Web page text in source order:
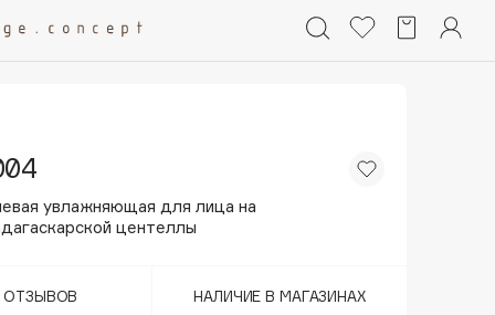
увлажняющая для лица на
центеллы
ОТЗЫВОВ НАЛИЧИЕ В МАГАЗИНАХ